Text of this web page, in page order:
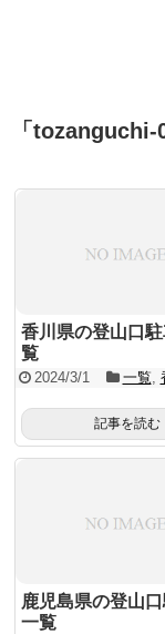
「 tozanguchi-
香川県の登山口
覧
2024/3/1 一覧
記事を読む
鹿児島県の登山
一覧